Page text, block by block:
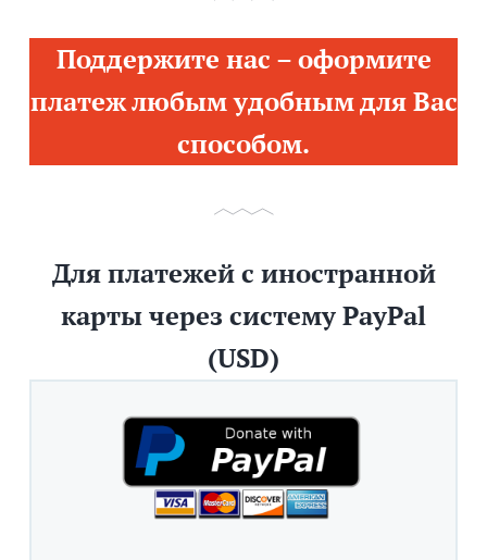
Поддержите нас – оформите
платеж любым удобным для Вас
способом.
Для платежей с иностранной
карты через систему PayPal
(USD)